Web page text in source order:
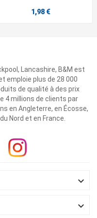
1,98 €
Lancashire, B&M est
emploie plus de 28 000
de qualité à des prix
4 millions de clients par
en Angleterre, en Écosse,
Nord et en France.

